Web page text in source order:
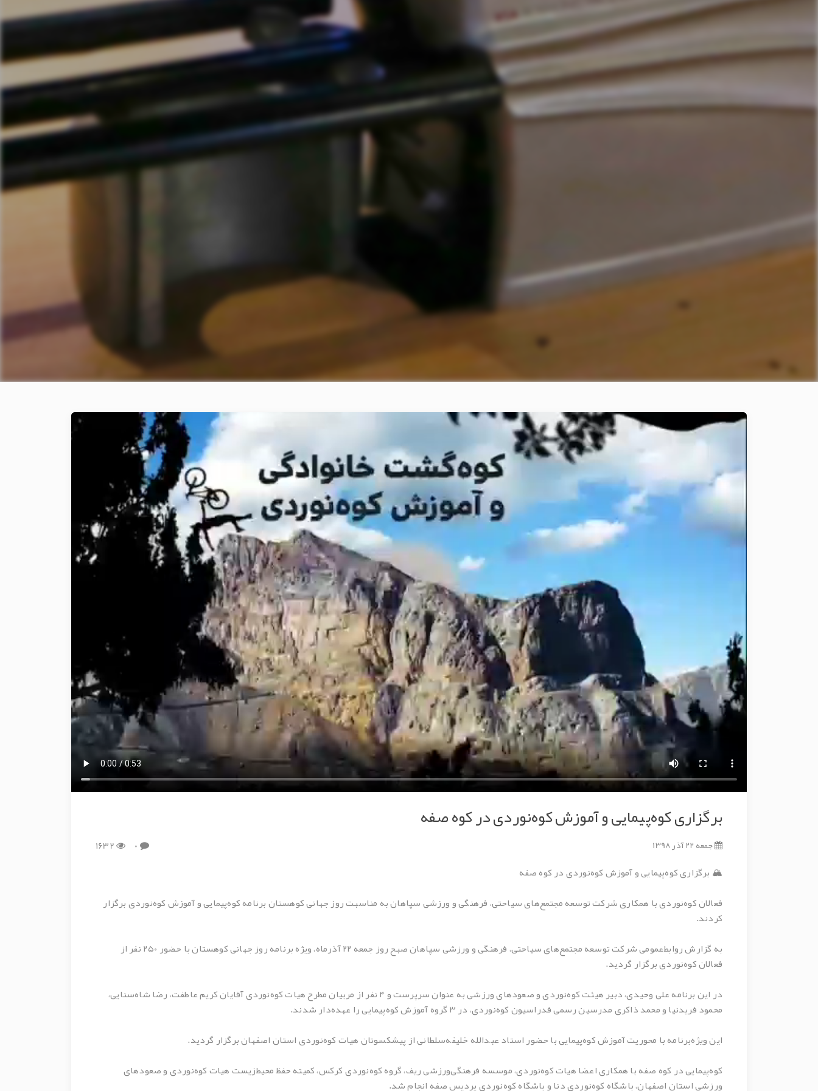
برگزاری کوه‌پیمایی و آموزش کوه‌نوردی در کوه صفه
جمعه 22 آذر 1398 1632
🏔 برگزاری کوه‌پیمایی و آموزش کوه‌نوردی در کوه صفه
فعالان کوه‌نوردی با همکاری شرکت توسعه مجتمع‌های سیاحتی، فرهنگی و ورزشی سپاهان به مناسبت روز جهانی کوهستان برنامه کوه‌پیمایی و آموزش کوه‌نوردی برگزار
کردند.
به گزارش روابط‌عمومی شرکت توسعه مجتمع‌های سیاحتی، فرهنگی و ورزشی سپاهان صبح روز جمعه ۲۲ آذرماه، ویژه برنامه روز جهانی کوهستان با حضور ۲۵۰ نفر از
فعالان کوه‌نوردی برگزار گردید.
در این برنامه علی وحیدی، دبیر هیئت کوه‌نوردی و صعودهای ورزشی به عنوان سرپرست و ۴ نفر از مربیان مطرح هیات کوه‌نوردی آقایان کریم عاطفت، رضا شاه‌سنایی،
محمود فریدنیا و محمد ذاکری مدرسین رسمی فدراسیون کوه‌نوردی، در ۳ گروه آموزش کوه‌پیمایی را عهده‌دار شدند.
این ویژه‌برنامه با محوریت آموزش کوه‌پیمایی با حضور استاد عبدالله خلیفه‌سلطانی از پیشکسوتان هیات کوه‌نوردی استان اصفهان برگزار گردید.
کوه‌پیمایی در کوه صفه با همکاری اعضا هیات کوه‌نوردی، موسسه فرهنگی‌ورزشی ریف، گروه کوه‌نوردی کرکس، کمیته حفظ محیط‌زیست هیات کوه‌نوردی و صعودهای
ورزشی استان اصفهان، باشگاه کوه‌نوردی دنا و باشگاه کوه‌نوردی پردیس صفه انجام شد.